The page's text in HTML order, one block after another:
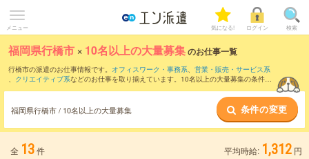
メニュー 気になる! ログイン 検索
福岡県行橋市 × 10名以上の大量募集のお仕事一覧
行橋市の派遣のお仕事情報です。 オフィスワーク・事務系、 営業・販売・サービス系
、 クリエイティブ系などのお仕事を取り揃えています。10名以上の大量募集の条件の
福岡県行橋市 / 10名以上の大量募集 条件の変更
全 13件 平均時給: 1,312 円